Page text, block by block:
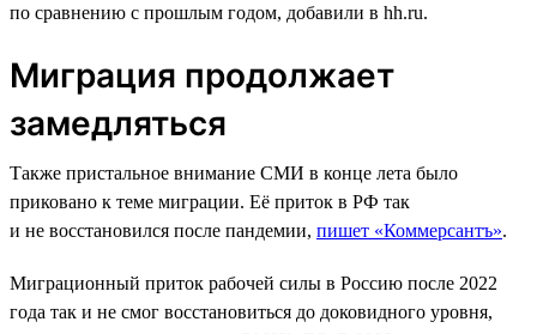
по сравнению с прошлым годом, добавили в hh.ru.
Миграция продолжает
замедляться
Также пристальное внимание СМИ в конце лета было
приковано к теме миграции. Её приток в РФ так
и не восстановился после пандемии, пишет «Коммерсантъ».
Миграционный приток рабочей силы в Россию после 2022
года так и не смог восстановиться до доковидного уровня,